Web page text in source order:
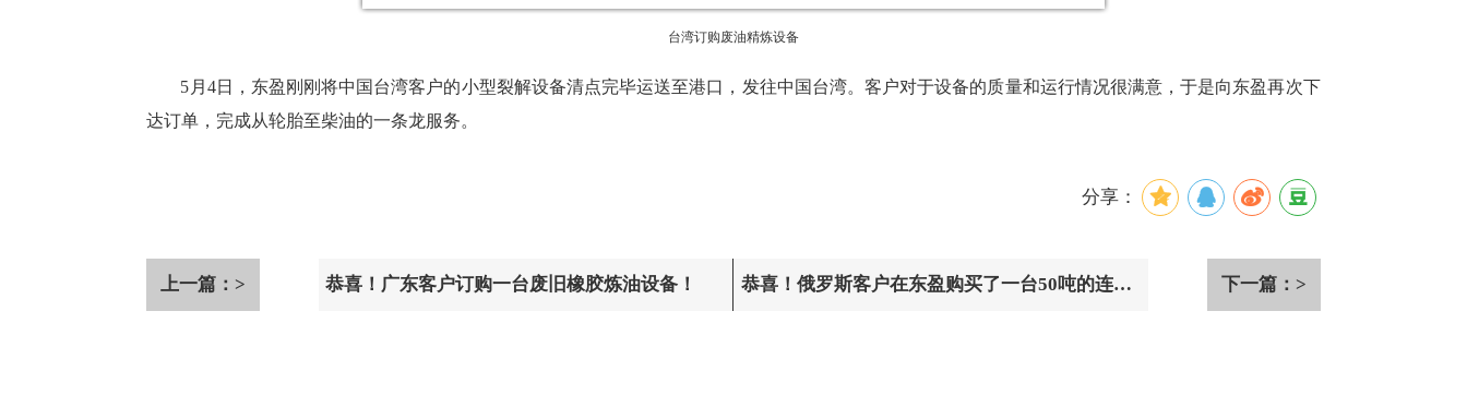
台湾订购废油精炼设备
5月4日，东盈刚刚将中国台湾客户的小型裂解设备清点完毕运送至港口，发往中国台湾。客户对于设备的质量和运行情况很满意，于是向东盈再次下
达订单，完成从轮胎至柴油的一条龙服务。
分享：
上一篇：> 恭喜！广东客户订购一台废旧橡胶炼油设备！ 恭喜！俄罗斯客户在东盈购买了一台50吨的连续 下一篇：>